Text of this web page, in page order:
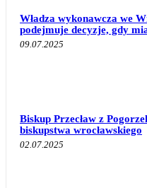
Władza wykonawcza we
podejmuje decyzje, gdy
09.07.2025
Biskup Przecław z
biskupstwa wrocławskiego
02.07.2025